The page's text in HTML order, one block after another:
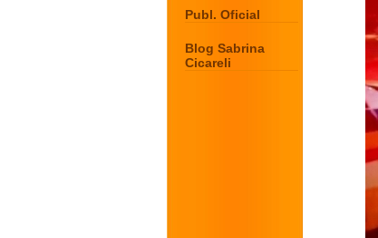
Publ. Oficial
Blog Sabrina
Cicareli